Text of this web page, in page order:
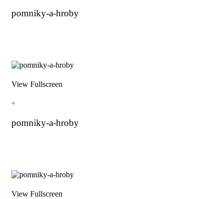
pomniky-a-hroby
View Fullscreen
pomniky-a-hroby
View Fullscreen